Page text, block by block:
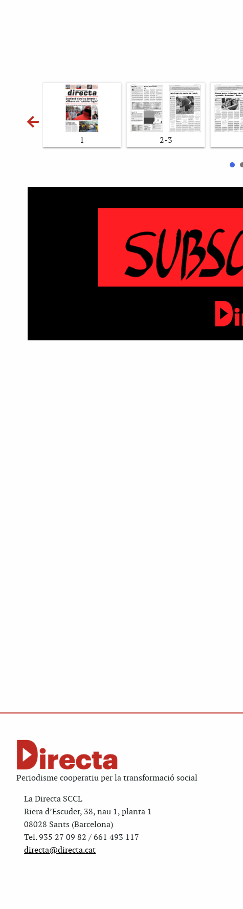
1 2-3
Periodisme cooperatiu per la transformació social
La Directa SCCL
Riera d’Escuder, 38, nau 1, planta 1
08028 Sants (Barcelona)
Tel. 935 27 09 82 / 661 493 117
directa@directa.cat